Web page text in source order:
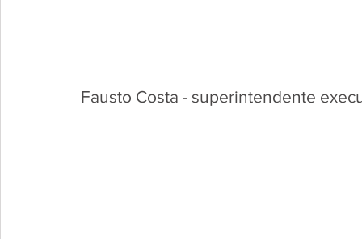
Fausto Costa - superintendente